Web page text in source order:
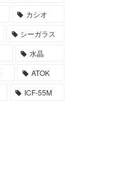
カシオ
シーガラス
水晶
ATOK
ICF-55M